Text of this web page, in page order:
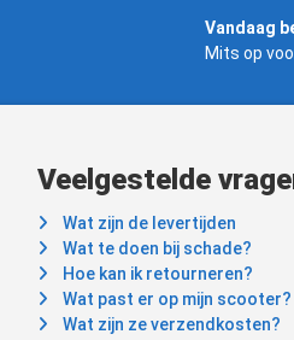
Vandaag
Mits op
Veelgestelde
Wat zijn de levertijden
Wat te doen bij schade?
Hoe kan ik retourneren?
Wat past er op mijn scooter?
Wat zijn ze verzendkosten?